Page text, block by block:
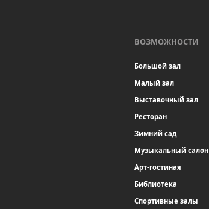
ВОЗМОЖНОСТИ
Большой зал
Малый зал
Выставочный зал
Ресторан
Зимний сад
Музыкальный салон
Арт-гостиная
Библиотека
Спортивные залы